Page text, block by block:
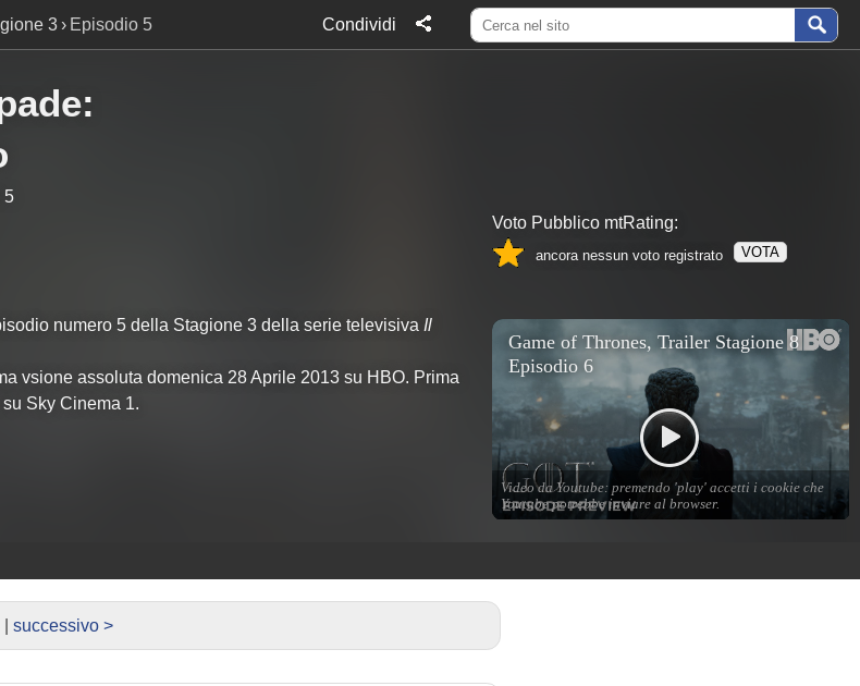
3 Episodio 5 Condividi
:
5
numero 5della Stagione 3della serie televisiva Il
vsione assoluta domenica 28 Aprile 2013 su HBO. Prima
Sky Cinema 1.
Voto Pubblico mtRating:
ancora nessun voto registrato VOTA
successivo >